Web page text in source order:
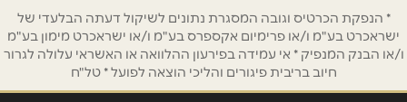
נושא*
אנא חזרו אלי בקשר ל...
* הנפקת הכרטיס וגובה המסגרת נתונים לשיקול דעתה הבלעדי של
ישראכרט בע"מ ו/או פרימיום אקספרס בע"מ ו/או ישראכרט מימון בע"מ
ו/או הבנק המנפיק * אי עמידה בפירעון ההלוואה או האשראי עלולה לגרור
חיוב בריבית פיגורים והליכי הוצאה לפועל * טל"ח